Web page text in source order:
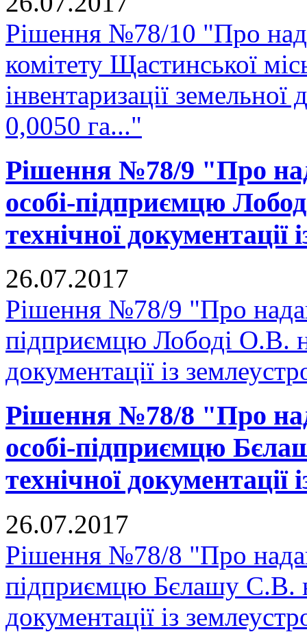
Рішення №78/10 "Про
комітету Щастинської
інвентаризації
0,0050 га..."
Рішення №78/9 "Про
особі-підприємцю
технічної
26.07.2017
Рішення №78/9 "Про
підприємцю Лободі О.В.
документації із
Рішення №78/8 "Про
особі-підприємцю
технічної
26.07.2017
Рішення №78/8 "Про
підприємцю Бєлашу С.В.
документації із